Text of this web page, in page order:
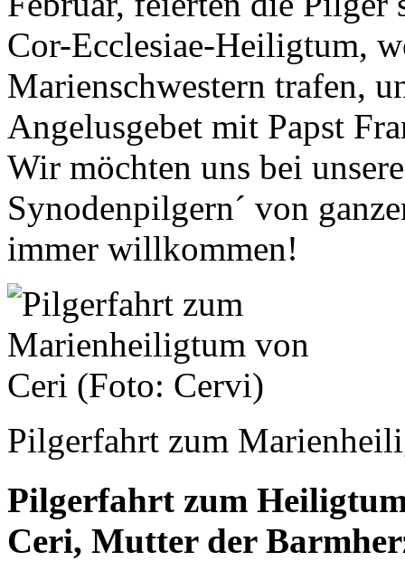
Cor-Ecclesiae-Heiligtum,
Marienschwestern trafen,
Angelusgebet mit Papst
Wir möchten uns bei
Synodenpilgern´ von
immer willkommen!
Pilgerfahrt zum
Pilgerfahrt zum
Ceri, Mutter der